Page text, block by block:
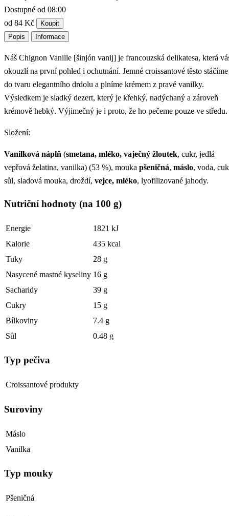
Dostupné od 08:00
od 84 Kč
Koupit
Popis
Informace
Náš Chignon Vanille [šinjón vanij] je francouzská delikatesa, která
okouzlí na první pohled i ochutnání. Jemné croissantové těsto stáčíme
do tvaru elegantního drdolu a plníme krémem z pravé vanilky.
Výsledkem je sladký dezert, který je křehký, nadýchaný a zároveň
krémově hebký. Výjimečný je i proto, že ho pečeme pouze ve středu.
Složení:
Vanilková náplň (smetana, mléko, vaječný žloutek, cukr, jedlá
vepřová želatina, vanilka) (53 %), mouka pšeničná, máslo, voda,
sůl, sladová mouka, droždí, vejce, mléko, lyofilizované jahody.
Nutriční hodnoty (na 100 g)
Energie
1821 kJ
Kalorie
435 kcal
Tuky
28 g
Nasycené mastné kyseliny 16 g
Sacharidy
39 g
Cukry
15 g
Bílkoviny
7.4 g
Sůl
0.48 g
Typ pečiva
Croissantové produkty
Suroviny
Máslo
Vanilka
Typ mouky
Pšeničná